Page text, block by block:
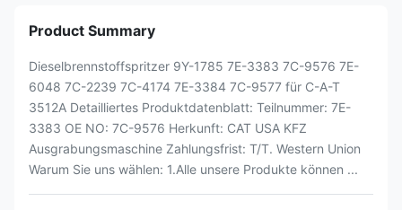
Product Summary
Dieselbrennstoffspritzer 9Y-1785 7E-3383 7C-9576 7E-
6048 7C-2239 7C-4174 7E-3384 7C-9577 für C-A-T
3512A Detailliertes Produktdatenblatt: Teilnummer: 7E-
3383 OE NO: 7C-9576 Herkunft: CAT USA KFZ
Ausgrabungsmaschine Zahlungsfrist: T/T. Western Union
Warum Sie uns wählen: 1.Alle unsere Produkte können ...